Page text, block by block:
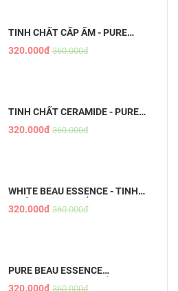
TINH CHẤT CẤP ẨM - PURE
BEAU ESSENCE
320.000đ 360.000đ
TINH CHẤT CERAMIDE - PURE
BEAU ESSENCE
320.000đ 360.000đ
WHITE BEAU ESSENCE - TINH
CHẤT DƯỠNG TRẮNG DA MỜ
THÂM
320.000đ 360.000đ
PURE BEAU ESSENCE
PLACENTA - TINH CHẤT NHAU
360.000đ